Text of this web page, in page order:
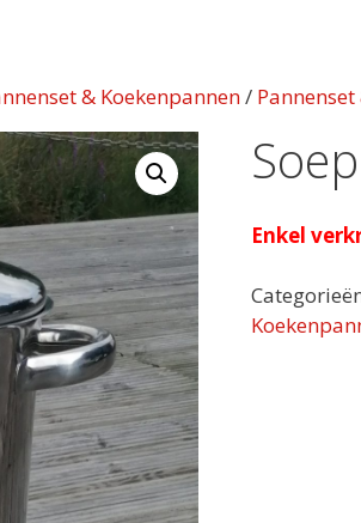
& Koekenpannen/
Enkel